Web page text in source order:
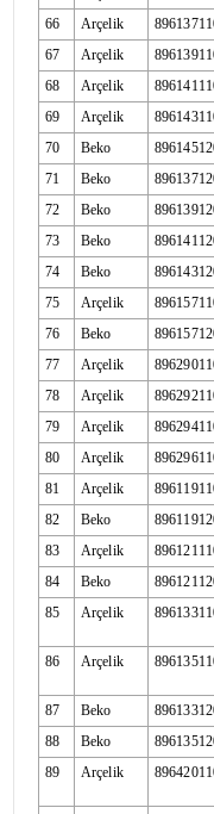
66
Arçelik
67
Arçelik
68
Arçelik
69
Arçelik
70
Beko
71
Beko
72
Beko
73
Beko
74
Beko
75
Arçelik
76
Beko
77
Arçelik
78
Arçelik
79
Arçelik
80
Arçelik
81
Arçelik
82
Beko
83
Arçelik
84
Beko
85
Arçelik
86 Arçelik
87 Beko
88
Beko
89
Arçelik